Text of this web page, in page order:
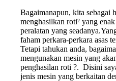
Bagaimanapun, kita sebagai
menghasilkan roti² yang
peralatan yang
faham perkara-perkara asas
Tetapi tahukan anda,
mengunakan mesin yang
penghasilan roti ?. Disini
jenis mesin yang berkaitan